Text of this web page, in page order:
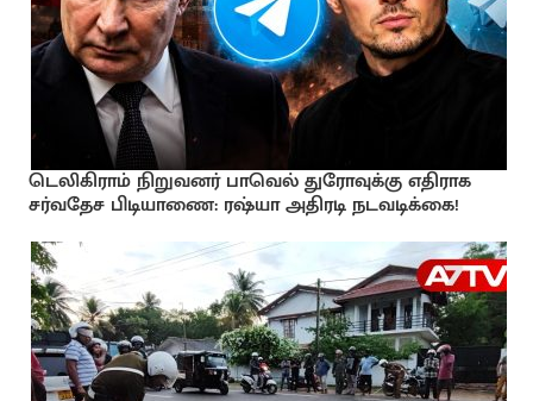
டெலிகிராம் நிறுவனர் பாவெல் துரோவுக்கு எதிராக
சர்வதேச பிடியாணை: ரஷ்யா அதிரடி நடவடிக்கை!